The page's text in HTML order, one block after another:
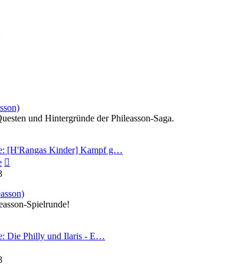
und Hintergründe der Phileasson-Saga.
[H'Rangas Kinder] Kampf g…
Spielrunde!
Die Philly und Ilaris - E…